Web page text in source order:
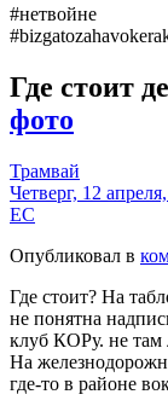
#нетвойне
Где стоит
фото
Трамвай
Четверг, 12
EC
Опубликовал в
Где стоит? На
не понятна
клуб КОРу. не там
На
где-то в районе